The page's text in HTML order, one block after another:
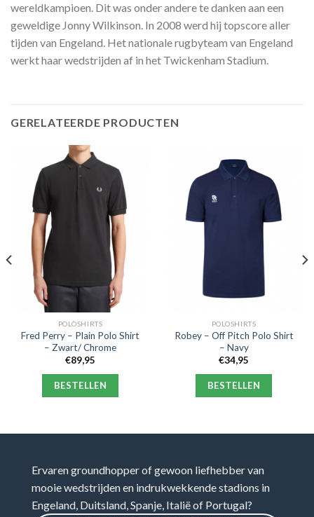
wereldkampioen. Dit was onder andere te danken aan een
geweldige Jonny Wilkinson. In 2008 werd hij topscore aller
tijden van Engeland. Het nationale rugbyteam van Engeland
werkt haar wedstrijden af in het Twickenham Stadium.
GERELATEERDE PRODUCTEN
POLOSHIRTS
Fred Perry – Plain Polo Shirt
– Zwart/ Chrome
€89,95
BESTELLEN
POLOSHIRTS
Robey – Off Pitch Polo Shirt
– Navy
€34,95
BESTELLEN
Ervaren groundhopper of gewoon liefhebber van
mooie wedstrijden en indrukwekkende stadions in
Engeland, Duitsland, Spanje, Italië of Portugal?